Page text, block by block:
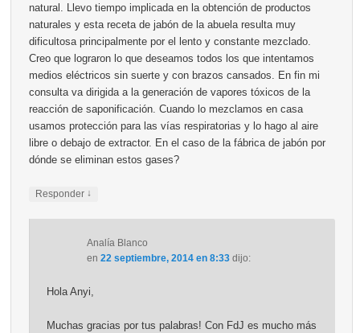
natural. Llevo tiempo implicada en la obtención de productos
naturales y esta receta de jabón de la abuela resulta muy
dificultosa principalmente por el lento y constante mezclado.
Creo que lograron lo que deseamos todos los que intentamos
medios eléctricos sin suerte y con brazos cansados. En fin mi
consulta va dirigida a la generación de vapores tóxicos de la
reacción de saponificación. Cuando lo mezclamos en casa
usamos protección para las vías respiratorias y lo hago al aire
libre o debajo de extractor. En el caso de la fábrica de jabón por
dónde se eliminan estos gases?
Responder ↓
Analía Blanco
en 22 septiembre, 2014 en 8:33 dijo:
Hola Anyi,
Muchas gracias por tus palabras! Con FdJ es mucho más